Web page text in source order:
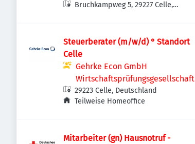
Bruchkampweg 5, 29227 Celle,
Steuerberater (m/w/d) ° Standort
Celle
Gehrke Econ GmbH
Wirtschaftsprüfungsgesellschaft
29223 Celle, Deutschland
Teilweise Homeoffice
Mitarbeiter (gn) Hausnotruf -